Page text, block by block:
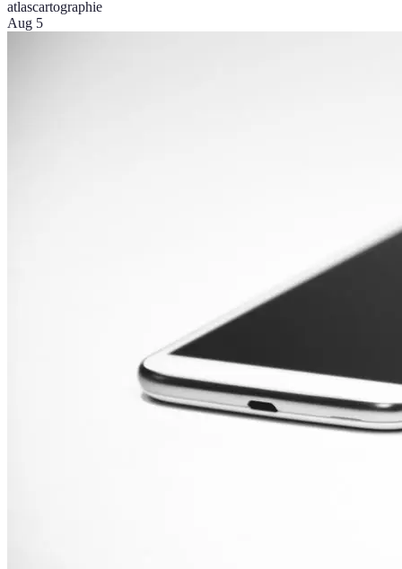
atlascartographie
Aug 5